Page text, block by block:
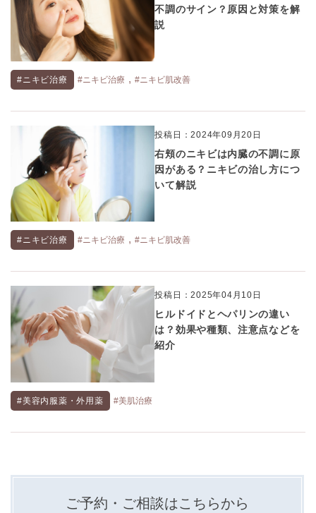
不調のサイン？原因と対策を解
説
#ニキビ治療 #ニキビ治療 , #ニキビ肌改善
投稿日：2024年09月20日
右頬のニキビは内臓の不調に原
因がある？ニキビの治し方につ
いて解説
#ニキビ治療 #ニキビ治療 , #ニキビ肌改善
投稿日：2025年04月10日
ヒルドイドとヘパリンの違い
は？効果や種類、注意点などを
紹介
#美容内服薬・外用薬 #美肌治療
ご予約・ご相談はこちらから